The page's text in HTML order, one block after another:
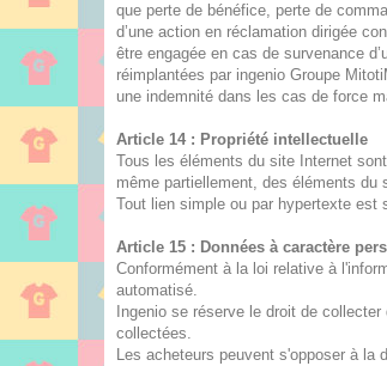
que perte de bénéfice, perte de
d’une action en réclamation dirigée
être engagée en cas de survenance
réimplantées par ingenio Groupe
une indemnité dans les cas de force
Article 14 : Propriété intellectuelle
Tous les éléments du site Internet
même partiellement, des éléments
Tout lien simple ou par hypertexte
Article 15 : Données à caractère
Conformément à la loi relative à
automatisé.
Ingenio se réserve le droit de
collectées.
Les acheteurs peuvent s'opposer à la